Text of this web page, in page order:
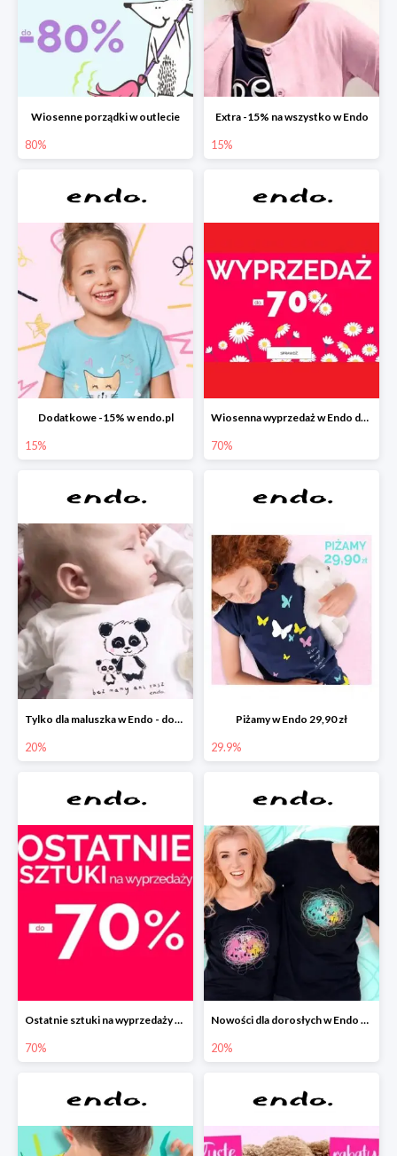
Wiosenne porządki w outlecie
80%
Extra -15% na wszystko w Endo
15%
Dodatkowe -15% w endo.pl
15%
Wiosenna wyprzedaż w Endo do -70%
70%
Tylko dla maluszka w Endo - dodatkowe -20%
20%
Piżamy w Endo 29,90 zł
29.9%
Ostatnie sztuki na wyprzedaży w Endo do -70%
70%
Nowości dla dorosłych w Endo -20%
20%